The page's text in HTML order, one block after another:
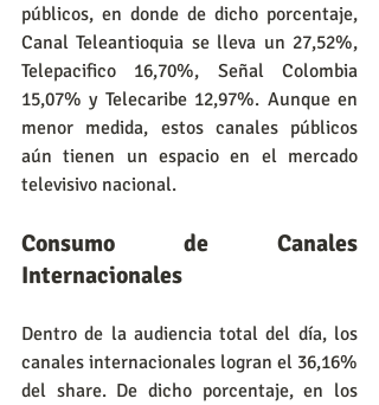
públicos, en donde de dicho porcentaje,
Canal Teleantioquia se lleva un 27,52%,
Telepacifico 16,70%, Señal Colombia
15,07% y Telecaribe 12,97%. Aunque en
menor medida, estos canales públicos
aún tienen un espacio en el mercado
televisivo nacional.
Consumo de Canales
Internacionales
Dentro de la audiencia total del día, los
canales internacionales logran el 36,16%
del share. De dicho porcentaje, en los